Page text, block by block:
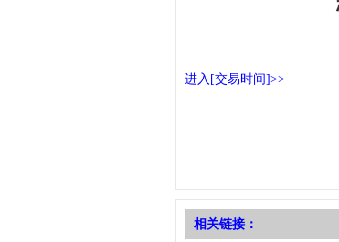
进入[交易时间]>>
相关链接：